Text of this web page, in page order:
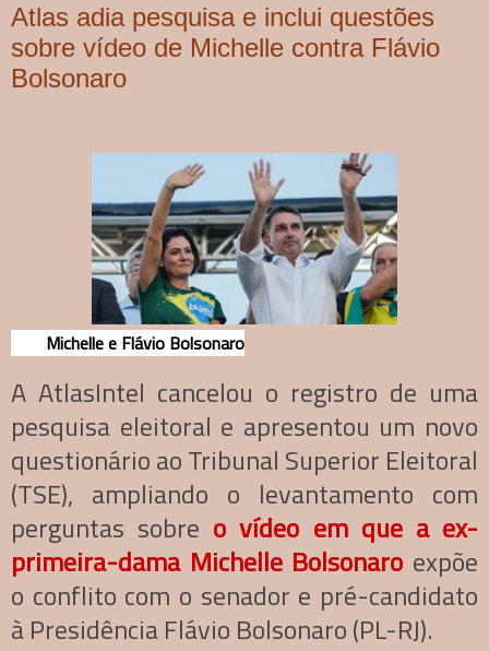
Atlas adia pesquisa e inclui questões
sobre vídeo de Michelle contra Flávio
Bolsonaro
Michelle e Flávio Bolsonaro
A AtlasIntel cancelou o registro de uma
pesquisa eleitoral e apresentou um novo
questionário ao Tribunal Superior Eleitoral
(TSE), ampliando o levantamento com
perguntas sobre o vídeo em que a ex-
primeira-dama Michelle Bolsonaro expõe
o conflito com o senador e pré-candidato
à Presidência Flávio Bolsonaro (PL-RJ).